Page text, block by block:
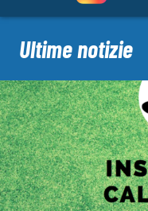
Ultime notizie